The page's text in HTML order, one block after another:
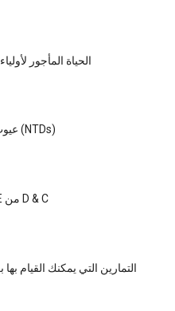
الحياة المأجور
عيوب الأنبوب العصبي (NTDs)
كيف تختلف D & E من D & C
التمارين التي يمكنك القيام بها